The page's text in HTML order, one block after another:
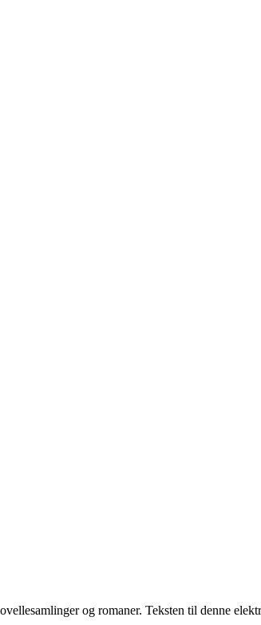
og romaner. Teksten til denne